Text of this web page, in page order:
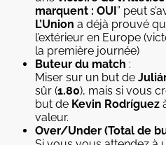
marquent : OUI” peut
L’Union a déjà prouvé
l’extérieur en Europe
la première journée)
Buteur du match :
Miser sur un but de
sûr (1.80), mais si vous
but de Kevin Rodríguez
valeur.
Over/Under (Total de